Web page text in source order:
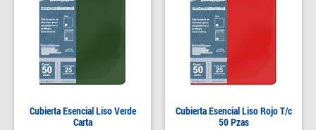
Cubierta Esencial Liso Verde
Carta
Cubierta Esencial Liso Rojo T/c
50 Pzas